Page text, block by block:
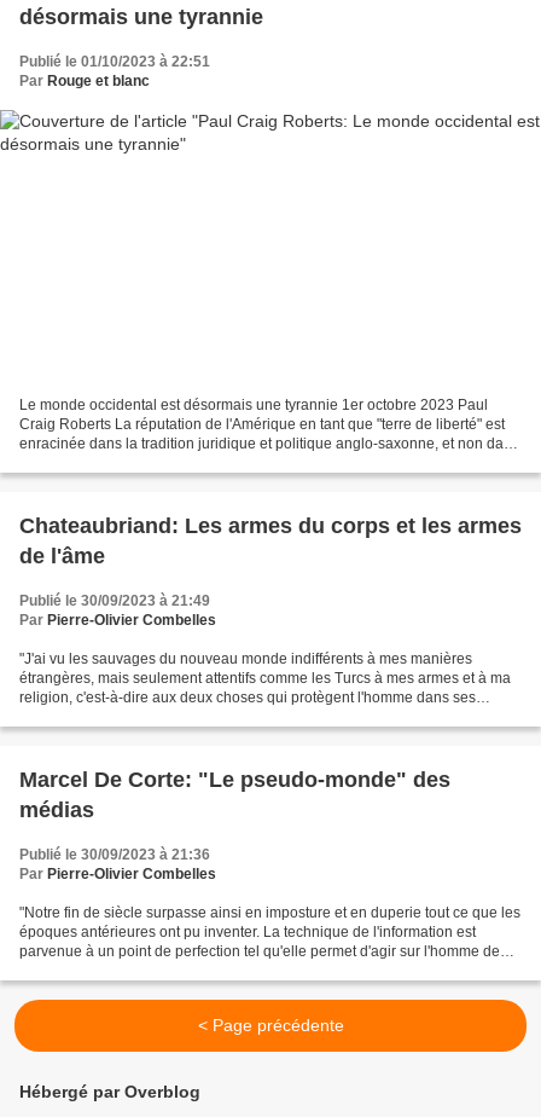
désormais une tyrannie
Publié le 01/10/2023 à 22:51
Par Rouge et blanc
Le monde occidental est désormais une tyrannie 1er octobre 2023 Paul
Craig Roberts La réputation de l'Amérique en tant que "terre de liberté" est
enracinée dans la tradition juridique et politique anglo-saxonne, et non dans
Chateaubriand: Les armes du corps et les armes
de l'âme
Publié le 30/09/2023 à 21:49
Par Pierre-Olivier Combelles
"J'ai vu les sauvages du nouveau monde indifférents à mes manières
étrangères, mais seulement attentifs comme les Turcs à mes armes et à ma
religion, c'est-à-dire aux deux choses qui protègent l'homme dans ses
Marcel De Corte: "Le pseudo-monde" des
médias
Publié le 30/09/2023 à 21:36
Par Pierre-Olivier Combelles
"Notre fin de siècle surpasse ainsi en imposture et en duperie tout ce que les
époques antérieures ont pu inventer. La technique de l'information est
parvenue à un point de perfection tel qu'elle permet d'agir sur l'homme de
< Page précédente
Hébergé par Overblog